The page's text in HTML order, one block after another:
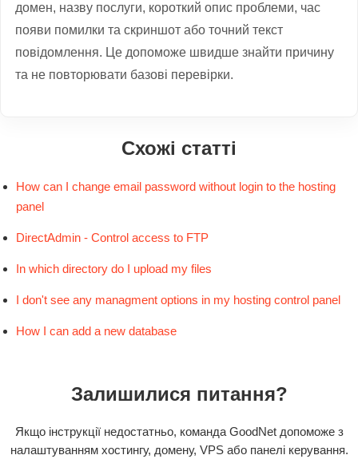
домен, назву послуги, короткий опис проблеми, час
появи помилки та скриншот або точний текст
повідомлення. Це допоможе швидше знайти причину
та не повторювати базові перевірки.
Схожі статті
How can I change email password without login to the hosting
panel
DirectAdmin - Control access to FTP
In which directory do I upload my files
I don't see any managment options in my hosting control panel
How I can add a new database
Залишилися питання?
Якщо інструкції недостатньо, команда GoodNet допоможе з
налаштуванням хостингу, домену, VPS або панелі керування.